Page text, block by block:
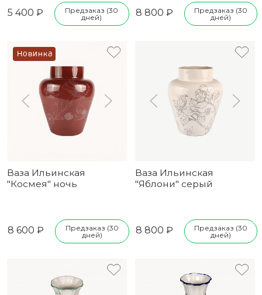
5 400 ₽
Предзаказ (30
дней)
8 800 ₽
Предзаказ (30
дней)
Новинка
Ваза Ильинская
"Космея" ночь
8 600 ₽
Предзаказ (30
дней)
Ваза Ильинская
"Яблони" серый
8 800 ₽
Предзаказ (30
дней)